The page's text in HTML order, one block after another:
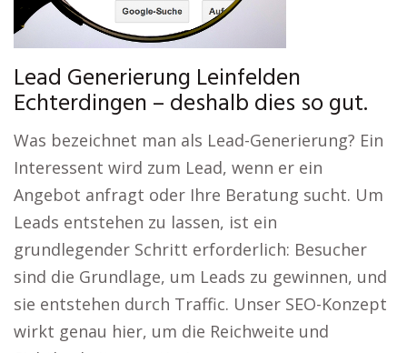
Lead Generierung Leinfelden
Echterdingen – deshalb dies so gut.
Was bezeichnet man als Lead-Generierung? Ein
Interessent wird zum Lead, wenn er ein
Angebot anfragt oder Ihre Beratung sucht. Um
Leads entstehen zu lassen, ist ein
grundlegender Schritt erforderlich: Besucher
sind die Grundlage, um Leads zu gewinnen, und
sie entstehen durch Traffic. Unser SEO-Konzept
wirkt genau hier, um die Reichweite und